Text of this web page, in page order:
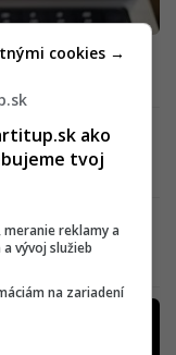
AI
na Rusko. Jej
útočníkov už
vybavia noví AI
ako
tvoj
reklamy a
vývoj služieb
na zariadení
cookies →